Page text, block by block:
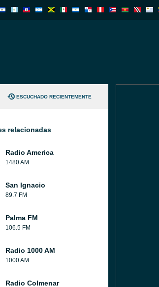
ESCUCHADO RECIENTEMENTE
relacionadas
Radio America
1480 AM
San Ignacio
89.7 FM
Palma FM
106.5 FM
Radio 1000 AM
1000 AM
Radio Colmenar